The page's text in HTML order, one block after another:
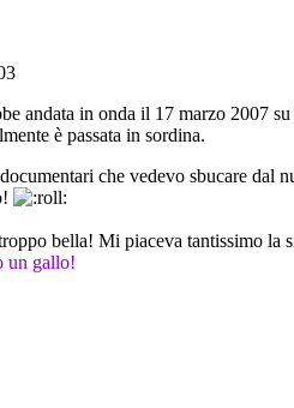
andata in onda il 17 marzo 2007 su
è passata in sordina.
che vedevo sbucare dal
bella! Mi piaceva tantissimo
un gallo!